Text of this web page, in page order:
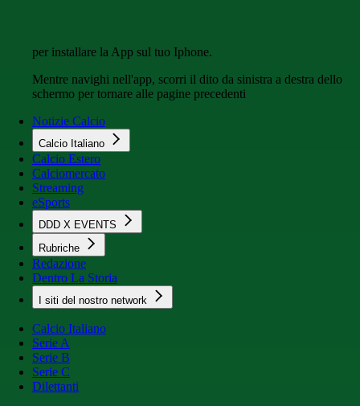
per installare la App sul tuo Iphone.
Mentre navighi nell'app, scorri il dito da sinistra a destra dello
schermo per tornare alle pagine precedenti
Notizie Calcio
Calcio Italiano
Calcio Estero
Calciomercato
Streaming
eSports
DDD X EVENTS
Rubriche
Redazione
Dentro La Storia
I siti del nostro network
Calcio Italiano
Serie A
Serie B
Serie C
Dilettanti